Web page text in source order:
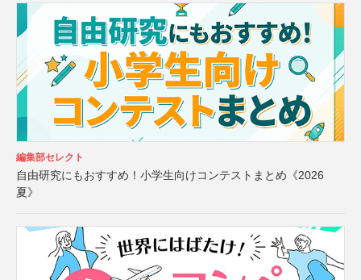
編集部セレクト
自由研究にもおすすめ！小学生向けコンテストまとめ《2026
夏》